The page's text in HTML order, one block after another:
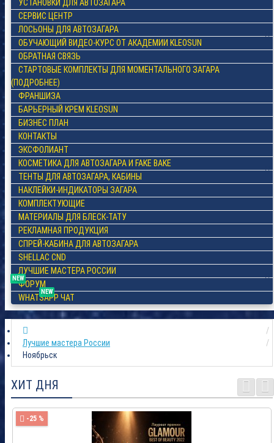
УСТАНОВКИ ДЛЯ АВТОЗАГАРА
СЕРВИС ЦЕНТР
ЛОСЬОНЫ ДЛЯ АВТОЗАГАРА
ОБУЧАЮЩИЙ ВИДЕО-КУРС ОТ АКАДЕМИИ KLEOSUN
ОБРАТНАЯ СВЯЗЬ
СТАРТОВЫЕ КОМПЛЕКТЫ ДЛЯ МОМЕНТАЛЬНОГО ЗАГАРА
(ПОДРОБНЕЕ)
ФРАНШИЗА
БАРЬЕРНЫЙ КРЕМ KLEOSUN
БИЗНЕС ПЛАН
КОНТАКТЫ
ЭКСФОЛИАНТ
КОСМЕТИКА ДЛЯ АВТОЗАГАРА И FAKE BAKE
ТЕНТЫ ДЛЯ АВТОЗАГАРА, КАБИНЫ
НАКЛЕЙКИ-ИНДИКАТОРЫ ЗАГАРА
КОМПЛЕКТУЮЩИЕ
МАТЕРИАЛЫ ДЛЯ БЛЕСК-ТАТУ
РЕКЛАМНАЯ ПРОДУКЦИЯ
СПРЕЙ-КАБИНА ДЛЯ АВТОЗАГАРА
SHELLAC CND
ЛУЧШИЕ МАСТЕРА РОССИИ
NEW
ФОРУМ
NEW
WHATSAPP ЧАТ
Лучшие мастера России
Ноябрьск
ХИТ ДНЯ
-25 %